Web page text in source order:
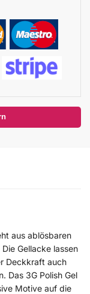
aus ablösbaren
Gellacke lassen
Deckkraft auch
Das 3G Polish Gel
Motive auf die